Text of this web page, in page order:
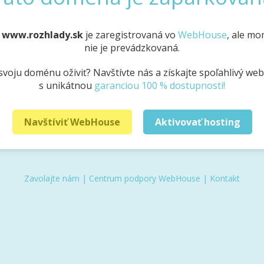
www.rozhlady.skje zaregistrovaná vo WebHouse, ale
nie je prevádzkovaná.
doménu oživiť? Navštívte nás a získajte spoľahlivý
s unikátnou garanciou 100 % dostupnosti!
Navštíviť WebHouse Aktivovať hosting
Zavolajte nám | Centrum podpory WebHouse | Kontakt